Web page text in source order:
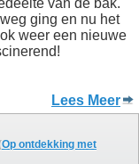
van de bak.
ging en nu het
weer een nieuwe
Lees Meer
Op ontdekking met